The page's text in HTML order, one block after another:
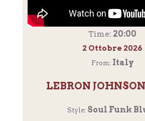
Time: 20:00
2 Ottobre 2026
From: Italy
LEBRON
Style: Soul Funk